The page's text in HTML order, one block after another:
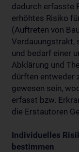
dadurch erfasste
erhöhtes Risiko
(Auftreten von
Verdauungstrakt,
und bedarf einer
Abklärung und
dürften entweder
gewesen sein,
erfasst bzw.
die Erstautoren
Individuelles
bestimmen